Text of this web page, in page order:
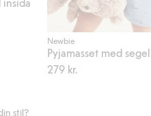
Newbie
Pyjamasset med
279 kr.
stil?